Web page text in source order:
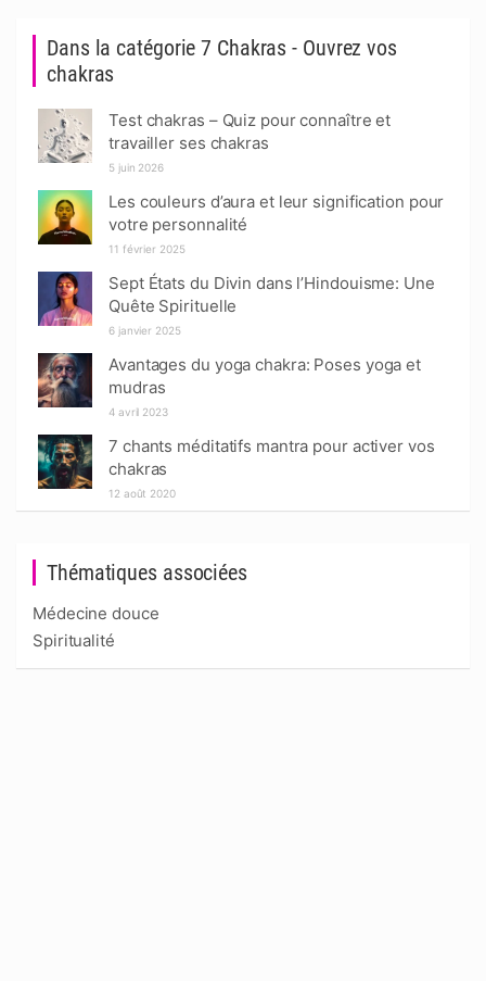
Thématiques associées
Médecine douce
Spiritualité
Dans la catégorie 7 Chakras - Ouvrez vos
chakras
Test chakras – Quiz pour connaître et
travailler ses chakras
5 juin 2026
Les couleurs d’aura et leur signification pour
votre personnalité
11 février 2025
Sept États du Divin dans l’Hindouisme: Une
Quête Spirituelle
6 janvier 2025
Avantages du yoga chakra: Poses yoga et
mudras
4 avril 2023
7 chants méditatifs mantra pour activer vos
chakras
12 août 2020